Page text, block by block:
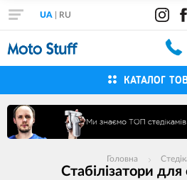
UA RU
КАТАЛОГ
Головна
Стабілізатори